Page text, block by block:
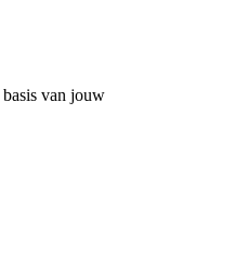
van jouw